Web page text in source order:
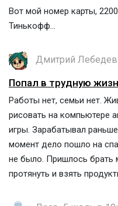
Вот мой номер карты,
Тинькофф...
Дмитрий Лебедев
Попал в трудную
Работы нет, семьи нет.
рисовать на компьютере
игры. Зарабатывал
момент дело пошло на
не было. Пришлось брать
протянуть и взять